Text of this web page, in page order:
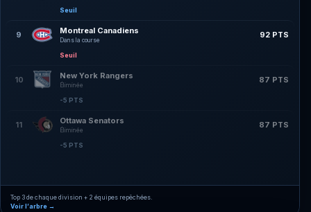
Seuil
9 Montreal Canadiens
Dans la course
92 PTS
Seuil
10 New York Rangers
Éliminée
87 PTS
-5 PTS
11 Ottawa Senators
Éliminée
87 PTS
-5 PTS
Top 3 de chaque division + 2 équipes repêchées.
Voir l’arbre →